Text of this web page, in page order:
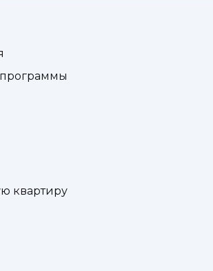
программы
квартиру